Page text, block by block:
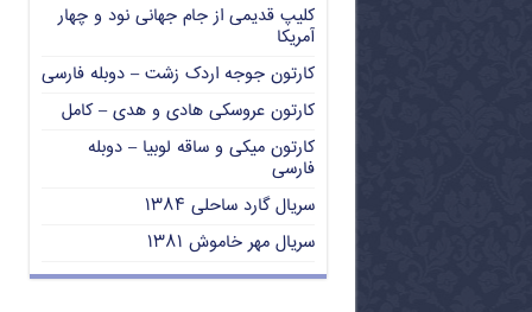
کلیپ قدیمی از جام جهانی نود و چهار
آمریکا
کارتون جوجه اردک زشت – دوبله فارسی
کارتون عروسکی هادی و هدی – کامل
کارتون میکی و ساقه لوبیا – دوبله
فارسی
سریال گارد ساحلی ۱۳۸۴
سریال مهر خاموش ۱۳۸۱